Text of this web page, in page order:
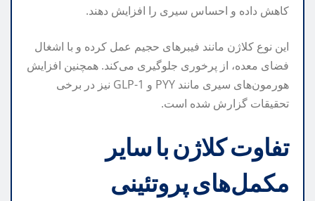
کاهش داده و احساس سیری را افزایش دهند.
این نوع کلاژن مانند فیبرهای حجیم عمل کرده و با اشغال
فضای معده، از پرخوری جلوگیری می‌کند. همچنین افزایش
هورمون‌های سیری مانند PYY و GLP-1 نیز در برخی
تحقیقات گزارش شده است.
تفاوت کلاژن با سایر
مکمل‌های پروتئینی